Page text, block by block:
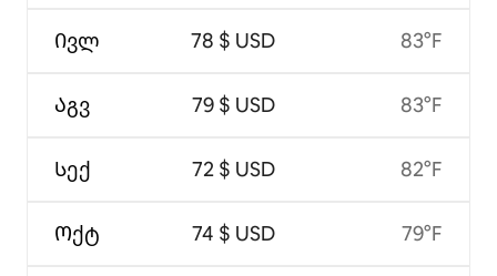
Ივლ
Აგვ
Სექ
Ოქტ
78 $ USD
79 $ USD
72 $ USD
74 $ USD
83°F
83°F
82°F
79°F